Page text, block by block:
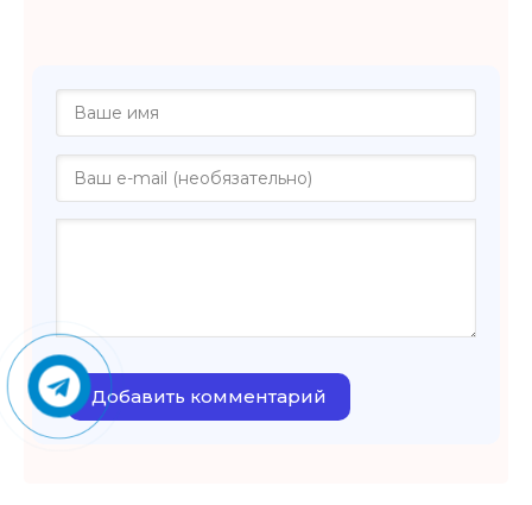
Добавить комментарий